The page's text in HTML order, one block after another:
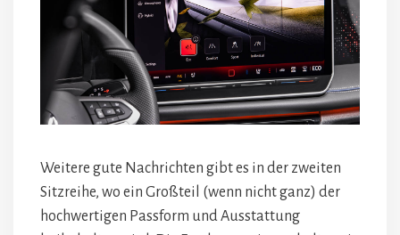
Weitere gute Nachrichten gibt es in der zweiten
Sitzreihe, wo ein Großteil (wenn nicht ganz) der
hochwertigen Passform und Ausstattung